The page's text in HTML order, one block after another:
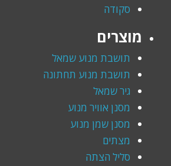
סקודה
מוצרים
תושבת מנוע שמאל
תושבת מנוע תחתונה
גיר שמאל
מסנן אוויר מנוע
מסנן שמן מנוע
מצתים
סליל הצתה